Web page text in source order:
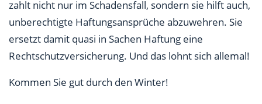
zahlt nicht nur im Schadensfall, sondern sie hilft auch,
unberechtigte Haftungsansprüche abzuwehren. Sie
ersetzt damit quasi in Sachen Haftung eine
Rechtschutzversicherung. Und das lohnt sich allemal!
Kommen Sie gut durch den Winter!